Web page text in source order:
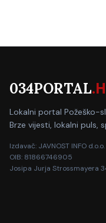
034PORTAL
Lokalni portal Požeško-
Brze vijesti, lokalni puls,
Izdavač: JAVNOST INFO d.o.o.
OIB: 81866746905
Josipa Jurja Strossmayera